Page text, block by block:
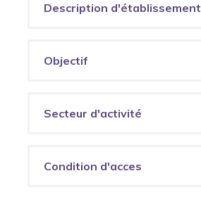
Description d'établissement
Objectif
Secteur d'activité
Condition d'acces